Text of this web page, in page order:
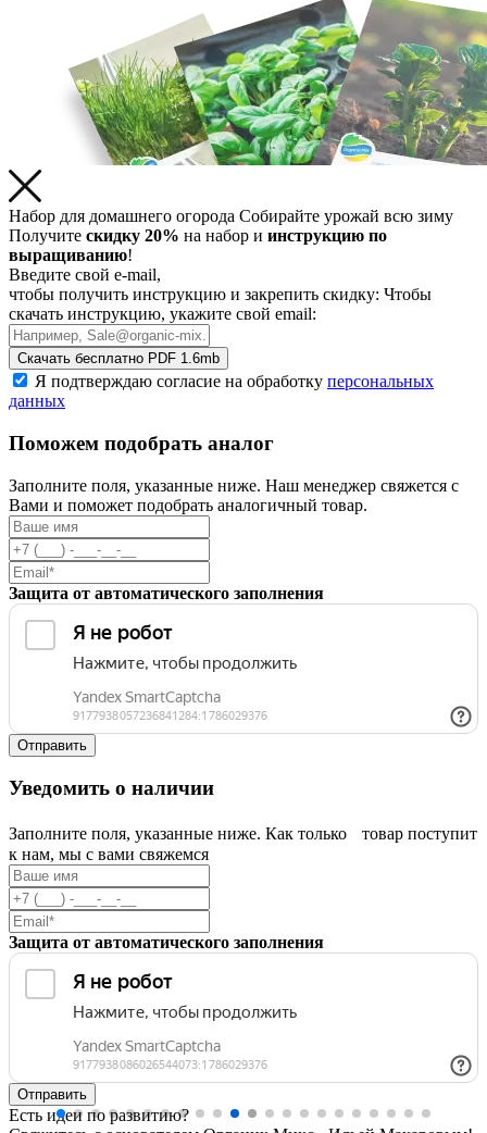
Набор для домашнего огорода Собирайте урожай всю зиму
Получите скидку 20% на набор и инструкцию по
выращиванию!
Введите свой e-mail,
чтобы получить инструкцию и закрепить скидку: Чтобы
скачать инструкцию, укажите свой email:
Скачать бесплатно PDF 1.6mb
Я подтверждаю согласие на обработку персональных
данных
Поможем подобрать аналог
Заполните поля, указанные ниже. Наш менеджер свяжется с
Вами и поможет подобрать аналогичный товар.
Защита от автоматического заполнения
Уведомить о наличии
Заполните поля, указанные ниже. Как только товар поступит
к нам, мы с вами свяжемся
Защита от автоматического заполнения
Есть идеи по развитию?